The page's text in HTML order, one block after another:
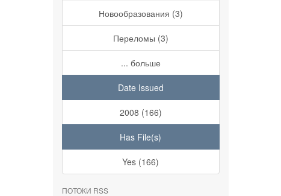
Новообразования (3)
Переломы (3)
... больше
Date Issued
2008 (166)
Has File(s)
Yes (166)
ПОТОКИ RSS